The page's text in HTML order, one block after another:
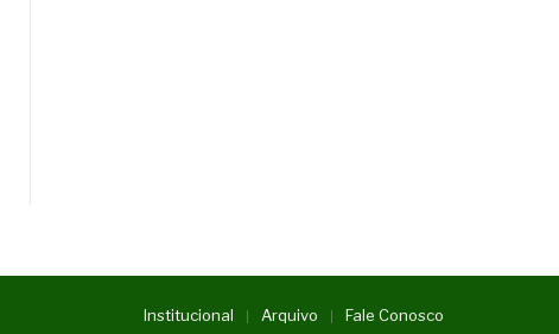
Institucional Arquivo Fale Conosco